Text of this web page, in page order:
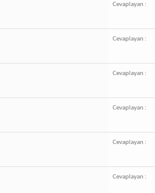
Cevaplayan :
Cevaplayan :
Cevaplayan :
Cevaplayan :
Cevaplayan :
Cevaplayan :